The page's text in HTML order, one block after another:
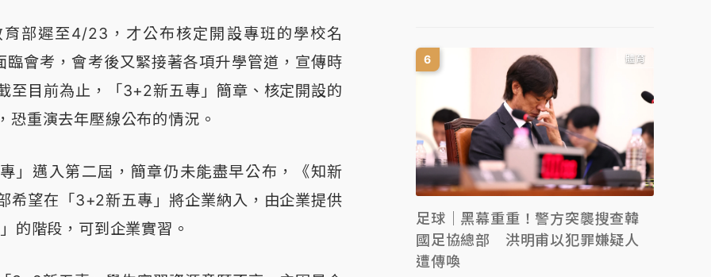
部遲至4/23，才公布核定開設專班的學校名
會考，會考後又緊接著各項升學管道，宣傳時
至目前為止，「3+2新五專」簡章、核定開設的
恐重演去年壓線公布的情況。
」邁入第二屆，簡章仍未能盡早公布，《知新
希望在「3+2新五專」將企業納入，由企業提供
的階段，可到企業實習。
體育
足球｜黑幕重重！警方突襲搜查韓
國足協總部 洪明甫以犯罪嫌疑人
遭傳喚